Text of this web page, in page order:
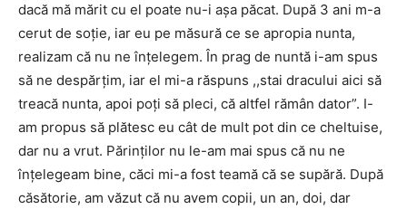
dacă mă mărit cu el poate nu-i așa păcat. După 3 ani m-a
cerut de soție, iar eu pe măsură ce se apropia nunta,
realizam că nu ne înțelegem. În prag de nuntă i-am spus
să ne despărțim, iar el mi-a răspuns ,,stai dracului aici să
treacă nunta, apoi poți să pleci, că altfel rămân dator”. I-
am propus să plătesc eu cât de mult pot din ce cheltuise,
dar nu a vrut. Părinților nu le-am mai spus că nu ne
înțelegeam bine, căci mi-a fost teamă că se supără. După
căsătorie, am văzut că nu avem copii, un an, doi, dar